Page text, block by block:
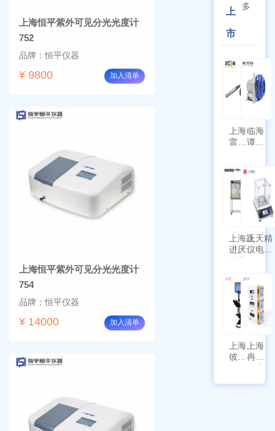
上海恒平紫外可见分光光度计
752
品牌：恒平仪器
¥ 9800 加入清单
上海恒平紫外可见分光光度计
754
品牌：恒平仪器
¥ 14000 加入清单
上
市
多
上海
雷磁
符合
新国
标带
功能
临海
谭氏
干式
泵
SPL-
10
上海跃
进厌氧
培养箱
III-T
上天精
仪电子
带审计
追踪功
能
上海
彼爱
姆视
上海
冉绘
大容